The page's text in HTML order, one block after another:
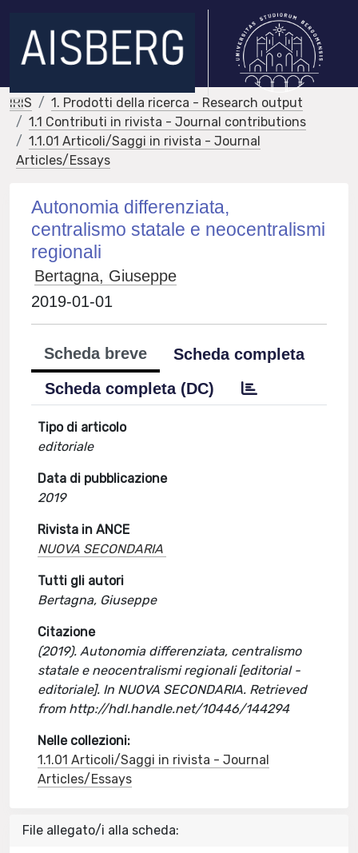
IRIS
1. Prodotti della ricerca - Research output
1.1 Contributi in rivista - Journal contributions
1.1.01 Articoli/Saggi in rivista - Journal
Articles/Essays
Autonomia differenziata,
centralismo statale e neocentralismi
regionali
Bertagna, Giuseppe
2019-01-01
Scheda breve
Scheda completa
Scheda completa (DC)
Tipo di articolo
editoriale
Data di pubblicazione
2019
Rivista in ANCE
NUOVA SECONDARIA
Tutti gli autori
Bertagna, Giuseppe
Citazione
(2019). Autonomia differenziata, centralismo
statale e neocentralismi regionali [editorial -
editoriale]. In NUOVA SECONDARIA. Retrieved
from http://hdl.handle.net/10446/144294
Nelle collezioni:
1.1.01 Articoli/Saggi in rivista - Journal
Articles/Essays
File allegato/i alla scheda: